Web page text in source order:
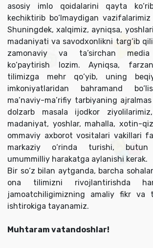
asosiy imlo qoidalarini qayta
kechiktirib bo‘lmaydigan
Shuningdek, xalqimiz, ayniqsa,
madaniyati va savodxonlikni targ‘ib
zamonaviy va ta’sirchan media
ko‘paytirish lozim. Ayniqsa,
tilimizga mehr qo‘yib, uning
imkoniyatlaridan bahramand
ma’naviy-ma’rifiy tarbiyaning
dolzarb masala ijodkor
madaniyat, yoshlar, mahalla, xotin-
ommaviy axborot vositalari vakillari
markaziy o‘rinda turishi, butun
umummilliy harakatga aylanishi kerak.
Bir so‘z bilan aytganda, barcha
ona tilimizni rivojlantirishda
jamoatchiligimizning amaliy fikr va
ishtirokiga tayanamiz.
Muhtaram vatandoshlar!